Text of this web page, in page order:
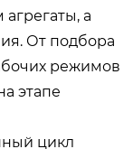
а
От подбора
режимов
этапе
цикл